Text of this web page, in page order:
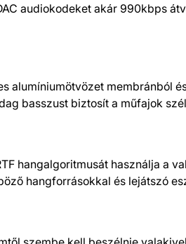
audiokodeket akár 990kbps
alumíniumötvözet membránból
basszust biztosít a műfajok
hangalgoritmusát használja a
hangforrásokkal és lejátszó